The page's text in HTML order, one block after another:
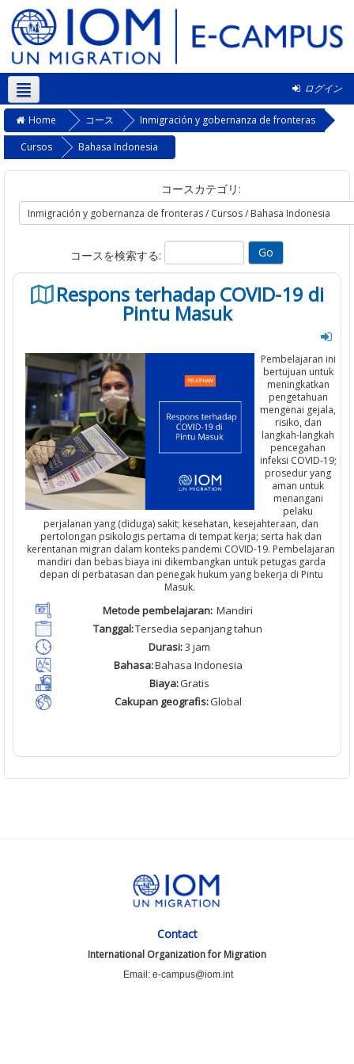
ログイン
日本語 ‎(ja)‎
Home コース
Inmigración y gobernanza de fronteras
Cursos
Bahasa Indonesia
コースカテゴリ:
コースを検索する:
Respons terhadap COVID-19 di
Pintu Masuk
Pembelajaran ini
bertujuan untuk
meningkatkan
pengetahuan
mengenai gejala,
risiko, dan
langkah-langkah
pencegahan
infeksi COVID-19;
prosedur yang
aman untuk
menangani
pelaku
perjalanan yang (diduga) sakit; kesehatan, kesejahteraan, dan
pertolongan psikologis pertama di tempat kerja; serta hak dan
kerentanan migran dalam konteks pandemi COVID-19. Pembelajaran
mandiri dan bebas biaya ini dikembangkan untuk petugas garda
depan di perbatasan dan penegak hukum yang bekerja di Pintu
Masuk.
Metodepembelajaran: Mandiri
Tanggal:Tersedia sepanjangtahun
Durasi:3 jam
Bahasa:Bahasa Indonesia
Biaya:Gratis
Cakupan geografis:Global
Contact
International Organization for Migration
Email: e-campus@iom.int